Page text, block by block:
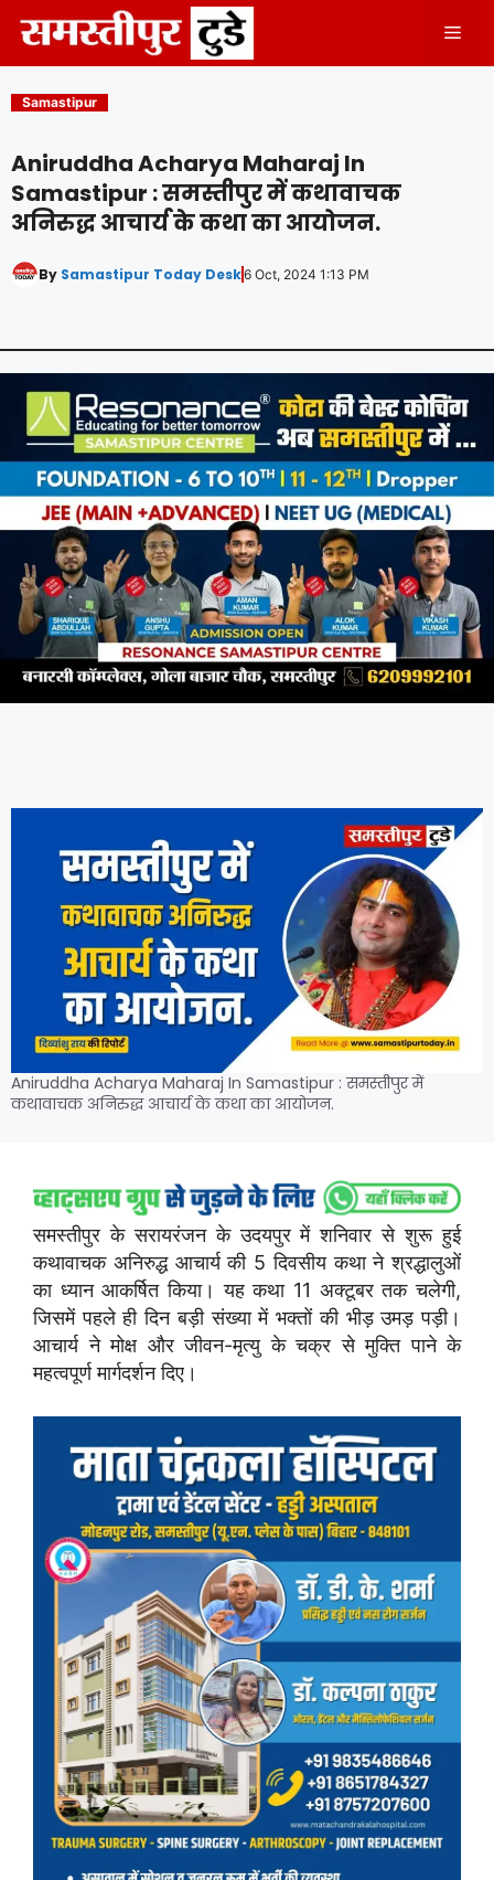
content
Samastipur
Aniruddha Acharya Maharaj In
Samastipur : समस्तीपुर में कथावाचक
अनिरुद्ध आचार्य के कथा का आयोजन.
By Samastipur Today Desk6 Oct, 2024 1:13 PM
Aniruddha Acharya Maharaj In Samastipur : समस्तीपुर में
कथावाचक अनिरुद्ध आचार्य के कथा का आयोजन.
समस्तीपुर के सरायरंजन के उदयपुर में शनिवार से शुरू हुई
कथावाचक अनिरुद्ध आचार्य की 5 दिवसीय कथा ने श्रद्धालुओं
का ध्यान आकर्षित किया। यह कथा 11 अक्टूबर तक चलेगी,
जिसमें पहले ही दिन बड़ी संख्या में भक्तों की भीड़ उमड़ पड़ी।
आचार्य ने मोक्ष और जीवन-मृत्यु के चक्र से मुक्ति पाने के
महत्वपूर्ण मार्गदर्शन दिए।